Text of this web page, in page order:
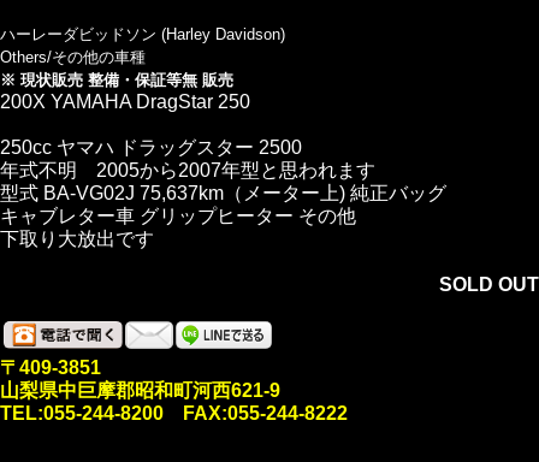
ハーレーダビッドソン (Harley Davidson)
Others/その他の車種
※ 現状販売 整備・保証等無 販売
200X YAMAHA DragStar 250
250cc ヤマハ ドラッグスター 2500
年式不明 2005から2007年型と思われます
型式 BA-VG02J 75,637km（メーター上) 純正バッグ
キャブレター車 グリップヒーター その他
下取り大放出です
SOLD OUT
〒409-3851
山梨県中巨摩郡昭和町河西621-9
TEL:055-244-8200 FAX:055-244-8222